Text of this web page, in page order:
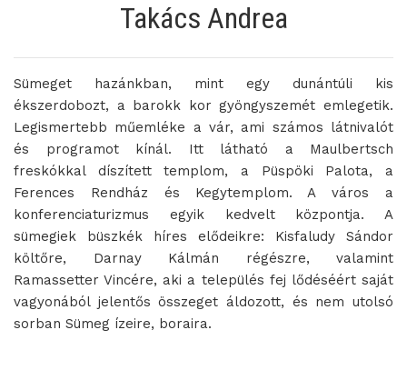
Takács Andrea
Sümeget hazánkban, mint egy dunántúli kis
ékszerdobozt, a barokk kor gyöngyszemét emlegetik.
Legismertebb műemléke a vár, ami számos látnivalót
és programot kínál. Itt látható a Maulbertsch
freskókkal díszített templom, a Püspöki Palota, a
Ferences Rendház és Kegytemplom. A város a
konferenciaturizmus egyik kedvelt központja. A
sümegiek büszkék híres elődeikre: Kisfaludy Sándor
költőre, Darnay Kálmán régészre, valamint
Ramassetter Vincére, aki a település fej lődéséért saját
vagyonából jelentős összeget áldozott, és nem utolsó
sorban Sümeg ízeire, boraira.